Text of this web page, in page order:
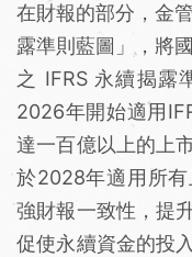
在財報的部分，金
露準則藍圖」，將
之 IFRS 永續揭露
2026年開始適用
達一百億以上的上
於2028年適用所
強財報一致性，提
促使永續資金的投